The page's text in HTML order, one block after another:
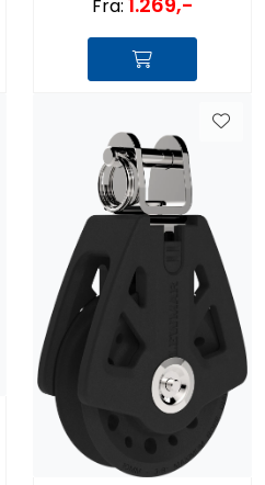
Fra: